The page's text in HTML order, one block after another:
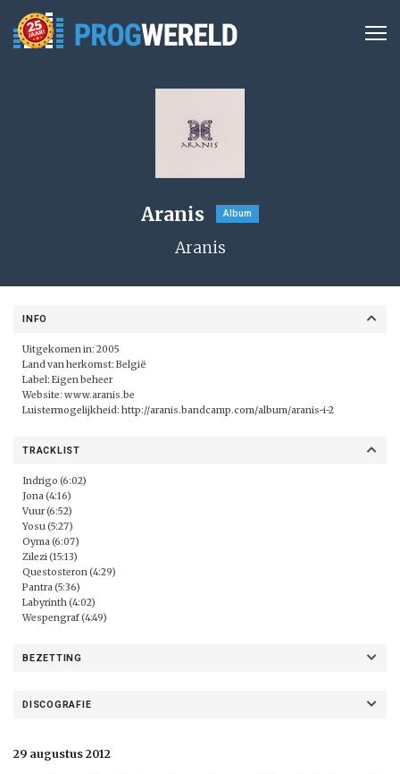
Aranis Album
Aranis
INFO
Uitgekomen in: 2005
Land van herkomst: België
Label: Eigen beheer
Website: www.aranis.be
Luistermogelijkheid: http://aranis.bandcamp.com/album/aranis-i-2
TRACKLIST
Indrigo (6:02)
Jona (4:16)
Vuur (6:52)
Yosu (5:27)
Oyma (6:07)
Zilezi (15:13)
Questosteron (4:29)
Pantra (5:36)
Labyrinth (4:02)
Wespengraf (4:49)
BEZETTING
DISCOGRAFIE
29 augustus 2012